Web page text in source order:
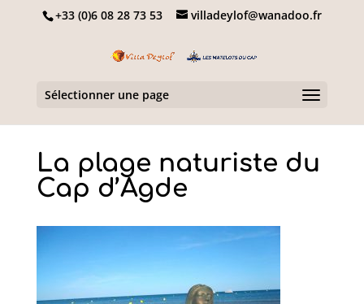
+33 (0)6 08 28 73 53 villadeylof@wanadoo.fr
Sélectionner une page
La plage naturiste du
Cap d’Agde